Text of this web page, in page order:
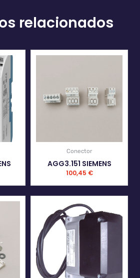
relacionados
Conector
AGG3.151 SIEMENS
100,45 €